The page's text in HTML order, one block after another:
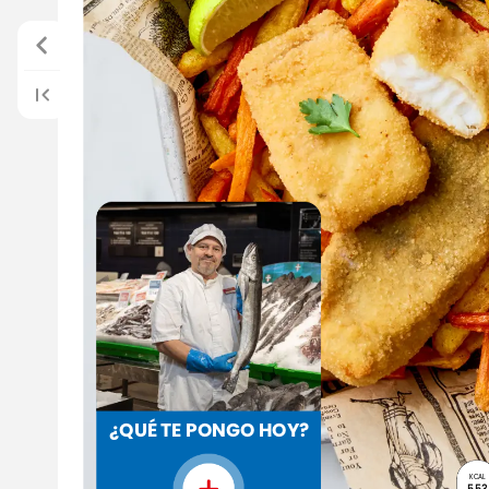
¿QUÉTE PONGO HOY?
KCAL